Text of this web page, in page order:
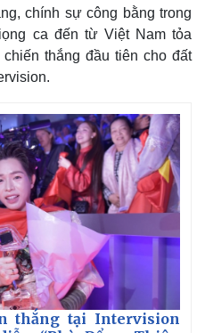
chính sự công bằng trong
ca đến từ Việt Nam tỏa
thắng đầu tiên cho đất
thắng tại Intervision